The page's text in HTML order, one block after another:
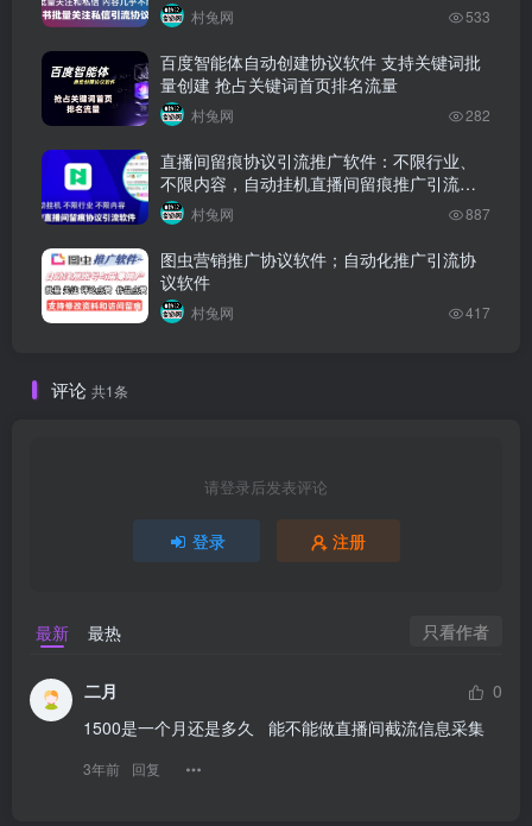
村兔网 533
百度智能体自动创建协议软件 支持关键词批
量创建 抢占关键词首页排名流量
村兔网 282
直播间留痕协议引流推广软件：不限行业、
不限内容，自动挂机直播间留痕推广引流，
加Q、微信等
村兔网 887
图虫营销推广协议软件；自动化推广引流协
议软件
村兔网 417
评论 共1条
请登录后发表评论
登录 注册
最新 最热 只看作者
二月
0
1500是一个月还是多久   能不能做直播间截流信息采集
3年前 回复